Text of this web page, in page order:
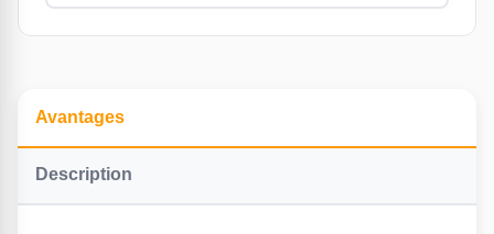
Avantages
Description